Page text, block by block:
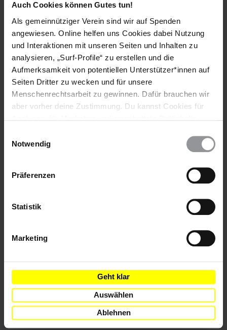
Auch Cookies können Gutes tun!
Als gemeinnütziger Verein sind wir auf Spenden
angewiesen. Online helfen uns Cookies dabei Nutzung
und Interaktionen mit unseren Seiten und Inhalten zu
analysieren, „Surf-Profile“ zu erstellen und die
Aufmerksamkeit von potentiellen Unterstützer*innen auf
Seiten Dritter zu wecken und für unsere
Menschenrechtsarbeit zu gewinnen. Dafür brauchen wir
aber vorher deine Zustimmung. Du kannst Cookies für
wieder ändern. Diesen Banner kannst Du über den Link
Notwendig
Präferenzen
Statistik
Marketing
Geht klar
Auswählen
Ablehnen
weiterhin verfolgen.
HISTORIE DIESER URGENT ACTION
Aktivistinnen freigelassen
Kaution verweigert
Frauen inhaftiert
Themen
Teile diesen Beitrag